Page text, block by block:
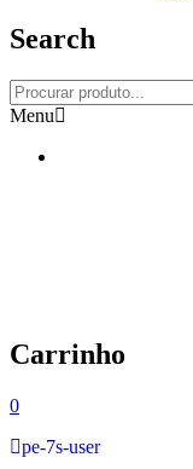
Search
Menu
Carrinho
0
pe-7s-user